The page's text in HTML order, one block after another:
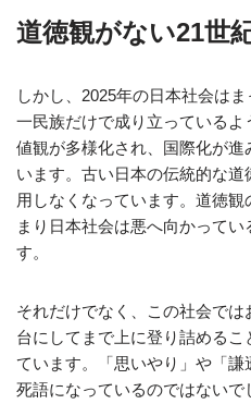
道徳観がない21世
しかし、2025年の日本社会は
一民族だけで成り立っている
値観が多様化され、国際化が
います。古い日本の伝統的な
用しなくなっています。道徳
まり日本社会は悪へ向かって
す。
それだけでなく、この社会で
台にしてまで上に登り詰める
ています。「思いやり」や「
死語になっているのではない